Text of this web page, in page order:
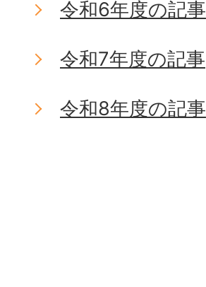
令和6年度の記事
令和7年度の記事
令和8年度の記事